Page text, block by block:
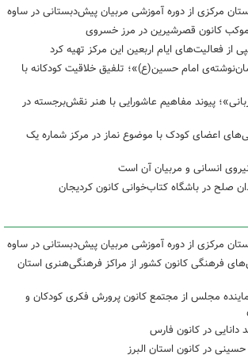
مرکزی از دوره آموزشی مربیان پیش‌دبستانی در ساوه
کانون قصرشیرین در مرز خسروی
از فعالیت‌های ایام اربعین این مرکز تهیه کرد
امام حسین(ع)»؛ تلفیق خلاقیت کودکانه با
پیوند مفاهیم عاشورایی با هنر نقش‌برجسته در
اعضای کودک با موضوع نماز در مرکز شماره یک
انسانی و مربیان آن است
صلح در باشگاه کتاب‌خوانی کانون کردیجان
مرکزی از دوره آموزشی مربیان پیش‌دبستانی در ساوه
فرهنگی کانون کشور از مراکز فرهنگی‌هنری استان
مجلس از مجتمع کانون پرورش فکری کودکان و
دانایی در کانون فارس
حسینی در کانون استان البرز